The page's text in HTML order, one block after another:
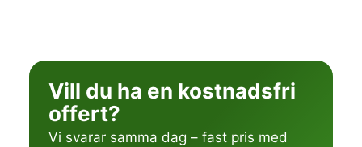
Vill du ha en kostnadsfri
offert?
Vi svarar samma dag – fast pris med